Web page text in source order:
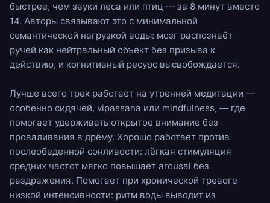
быстрее, чем звуки леса или птиц — за 8 минут вместо
14. Авторы связывают это с минимальной
семантической нагрузкой воды: мозг распознаёт
ручей как нейтральный объект без призыва к
действию, и когнитивный ресурс высвобождается.
Лучше всего трек работает на утренней медитации —
особенно сидячей, vipassana или mindfulness, — где
помогает удерживать открытое внимание без
проваливания в дрёму. Хорошо работает против
послеобеденной сонливости: лёгкая стимуляция
средних частот мягко повышает arousal без
раздражения. Помогает при хронической тревоге
низкой интенсивности: ритм воды выводит из